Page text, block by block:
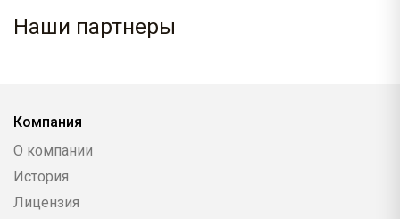
Наши партнеры
Компания
О компании
История
Лицензия